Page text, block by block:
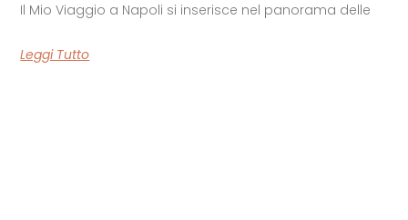
Il Mio Viaggio a Napoli si inserisce nel panorama delle
Leggi Tutto